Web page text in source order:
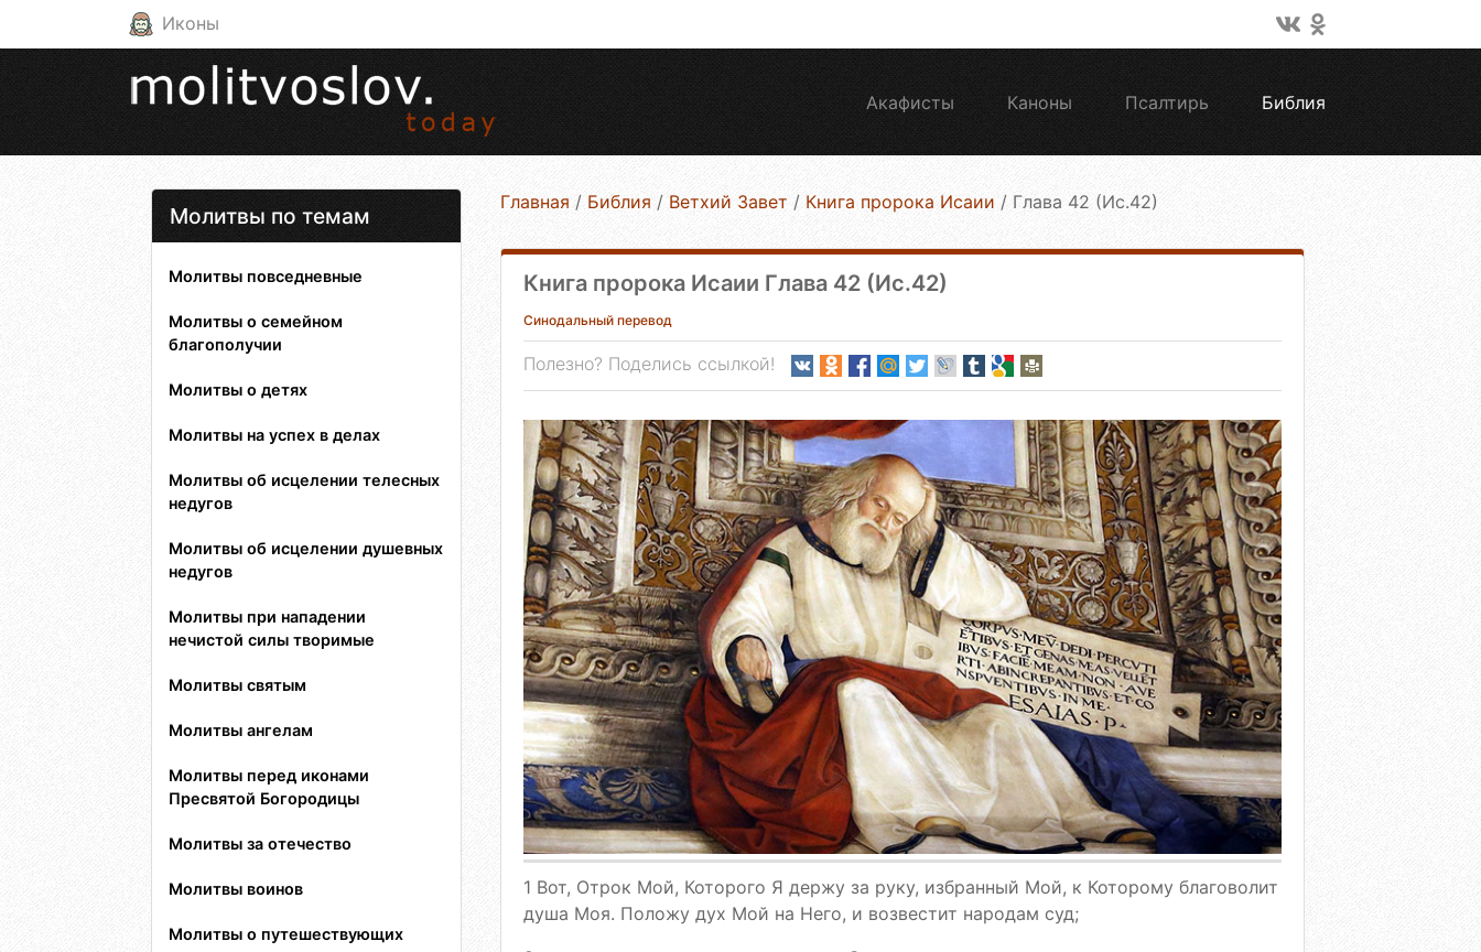
Иконы
Акафисты Каноны Псалтирь Библия
Молитвы по темам
Молитвы повседневные
Молитвы о семейном
благополучии
Молитвы о детях
Молитвы на успех в делах
Молитвы об исцелении телесных
недугов
Молитвы об исцелении душевных
недугов
Молитвы при нападении
нечистой силы творимые
Молитвы святым
Молитвы ангелам
Молитвы перед иконами
Пресвятой Богородицы
Молитвы за отечество
Молитвы воинов
Молитвы о путешествующих
Главная / Библия / Ветхий Завет / Книга пророка Исаии / Глава 42 (Ис.42)
Книга пророка Исаии Глава 42 (Ис.42)
Синодальный перевод
Полезно? Поделись ссылкой!
1 Вот, Отрок Мой, Которого Я держу за руку, избранный Мой, к Которому благоволит
душа Моя. Положу дух Мой на Него, и возвестит народам суд;